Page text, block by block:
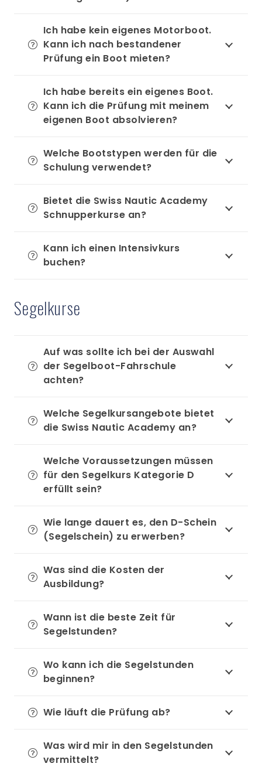
Ich habe kein eigenes Motorboot.
Kann ich nach bestandener
Prüfung ein Boot mieten?
Ich habe bereits ein eigenes Boot.
Kann ich die Prüfung mit meinem
eigenen Boot absolvieren?
Welche Bootstypen werden für die
Schulung verwendet?
Bietet die Swiss Nautic Academy
Schnupperkurse an?
Kann ich einen Intensivkurs
buchen?
Segelkurse
Auf was sollte ich bei der Auswahl
der Segelboot-Fahrschule
achten?
Welche Segelkursangebote bietet
die Swiss Nautic Academy an?
Welche Voraussetzungen müssen
für den Segelkurs Kategorie D
erfüllt sein?
Wie lange dauert es, den D-Schein
(Segelschein) zu erwerben?
Was sind die Kosten der
Ausbildung?
Wann ist die beste Zeit für
Segelstunden?
Wo kann ich die Segelstunden
beginnen?
Wie läuft die Prüfung ab?
Was wird mir in den Segelstunden
vermittelt?